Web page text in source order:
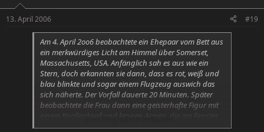
sich nicht nach draußen.
13. April 2006 #19
Am 4. April 2oo6 beobachtete ein Ehepaar vom Bett aus
ein merkwürdiges Licht am Himmel über Somerset,
Massachusetts, USA. Anfänglich sah es aus wie ein
Stern, doch erkannten sie dann, dass es rot, weiß und
blau blinkte und sogar einem Flugzeug auswich das
sich näherte. Der Vorfall dauerte 20 Minuten. Später
beobachtete die Frau dann eine geisterhafte Figur mit
einem Knollenkopf und langen Armen, die am Fenster
stand. In dieser Zeit fühlte sich die Frau ‚hypnotisiert’